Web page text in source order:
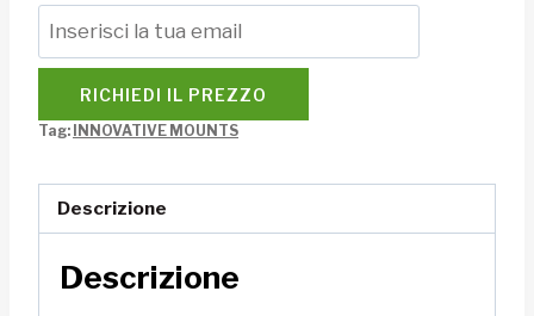
RICHIEDI IL PREZZO
Tag: INNOVATIVE MOUNTS
Descrizione
Descrizione